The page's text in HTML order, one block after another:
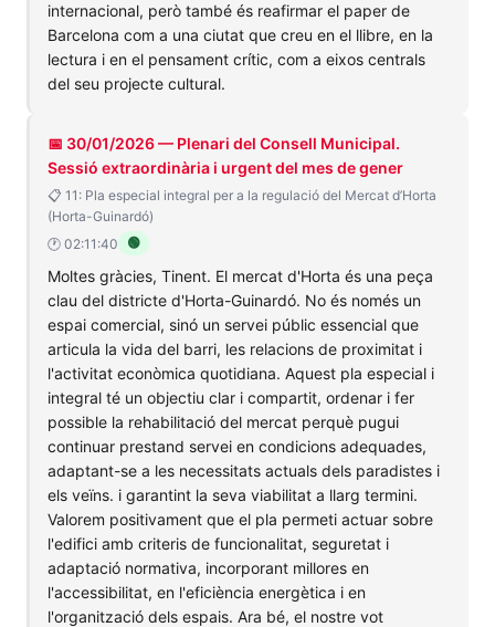
internacional, però també és reafirmar el paper de
Barcelona com a una ciutat que creu en el llibre, en la
lectura i en el pensament crític, com a eixos centrals
del seu projecte cultural.
📅 30/01/2026 — Plenari del Consell Municipal.
Sessió extraordinària i urgent del mes de gener
📋 11: Pla especial integral per a la regulació del Mercat d’Horta
(Horta-Guinardó)
🕐 02:11:40
🟢
Moltes gràcies, Tinent. El mercat d'Horta és una peça
clau del districte d'Horta-Guinardó. No és només un
espai comercial, sinó un servei públic essencial que
articula la vida del barri, les relacions de proximitat i
l'activitat econòmica quotidiana. Aquest pla especial i
integral té un objectiu clar i compartit, ordenar i fer
possible la rehabilitació del mercat perquè pugui
continuar prestand servei en condicions adequades,
adaptant-se a les necessitats actuals dels paradistes i
els veïns. i garantint la seva viabilitat a llarg termini.
Valorem positivament que el pla permeti actuar sobre
l'edifici amb criteris de funcionalitat, seguretat i
adaptació normativa, incorporant millores en
l'accessibilitat, en l'eficiència energètica i en
l'organització dels espais. Ara bé, el nostre vot